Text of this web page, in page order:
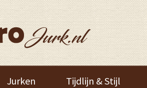
Jurken Tijdlijn & Stijl